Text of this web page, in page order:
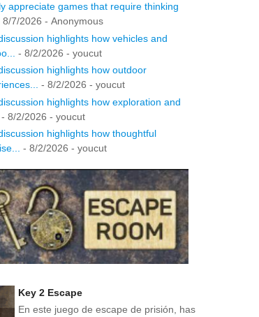
appreciate games that require thinking
8/7/2026 - Anonymous
highlights how vehicles and
- 8/2/2026 - youcut
highlights how outdoor
- 8/2/2026 - youcut
highlights how exploration and
- 8/2/2026 - youcut
highlights how thoughtful
- 8/2/2026 - youcut
Key 2 Escape
En este juego de escape de prisión, has